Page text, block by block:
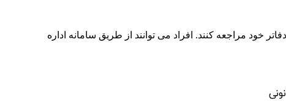
خود مراجعه کنند. افراد می توانند از طریق سامانه اداره